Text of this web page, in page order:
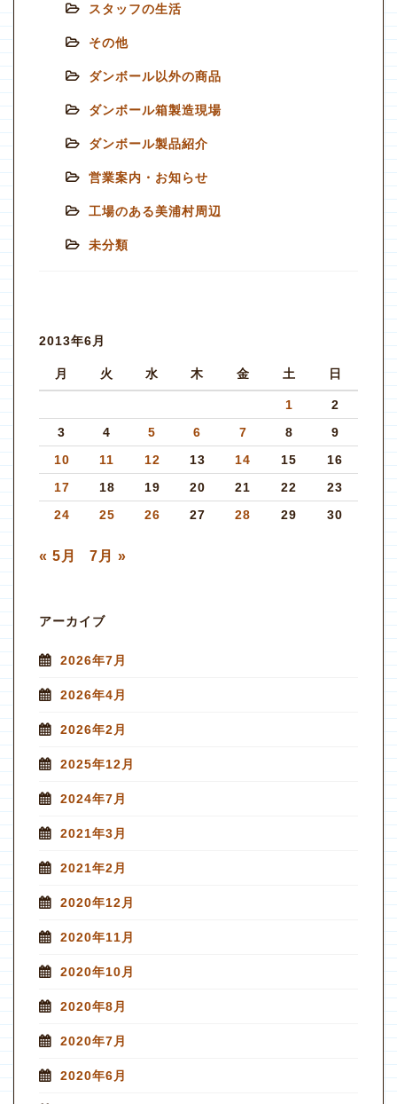
スタッフの生活
その他
ダンボール以外の商品
ダンボール箱製造現場
ダンボール製品紹介
営業案内・お知らせ
工場のある美浦村周辺
未分類
2013年6月
月 火 水 木 金 土 日
1
2
3
4 5 6 7 8
9
10
11 12 13 14 15
16
17
18 19 20 21 22
23
24
25 26 27 28 29 30
« 5月 7月 »
アーカイブ
2026年7月
2026年4月
2026年2月
2025年12月
2024年7月
2021年3月
2021年2月
2020年12月
2020年11月
2020年10月
2020年8月
2020年7月
2020年6月